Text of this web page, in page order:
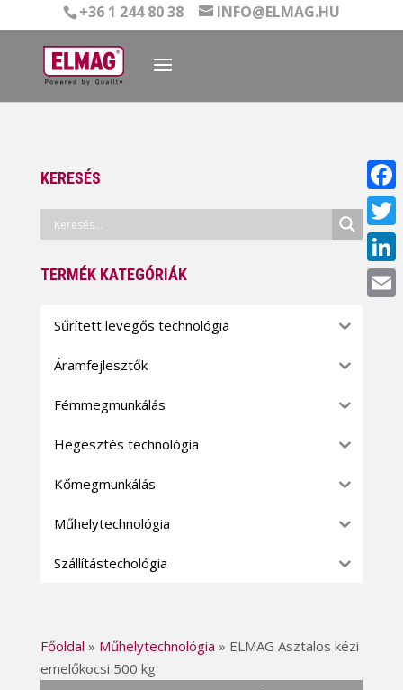
+36 1 244 80 38 INFO@ELMAG.HU
Főoldal » Műhelytechnológia » ELMAG Asztalos kézi
emelőkocsi 500 kg
KERESÉS
TERMÉK KATEGÓRIÁK
Sűrített levegős technológia
Áramfejlesztők
Fémmegmunkálás
Hegesztés technológia
Kőmegmunkálás
Műhelytechnológia
Szállítástechológia